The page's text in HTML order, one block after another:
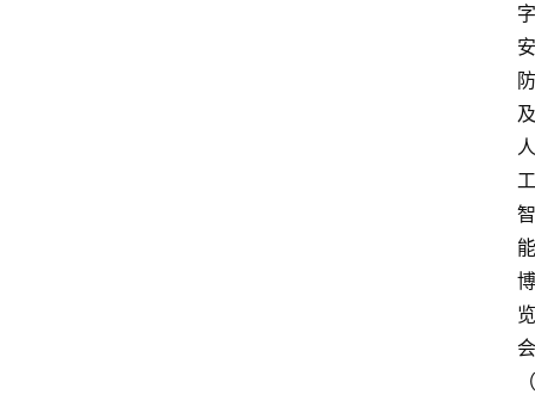
字
安
防
及
人
工
智
能
博
览
会
（